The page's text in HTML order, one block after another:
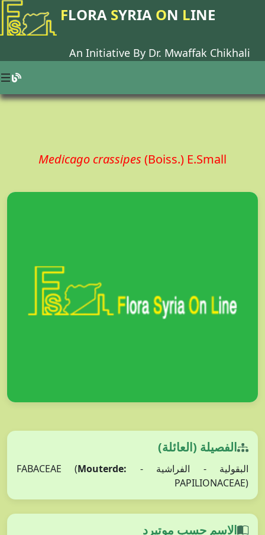
FLORA SYRIA ON LINE
An Initiative By Dr. Mwaffak Chikhali
Medicago crassipes (Boiss.) E.Small
الفصيلة (العائلة)
البقولية - الفراشية - FABACEAE ( Mouterde:
PAPILIONACEAE)
الاسم حسب موتيرد